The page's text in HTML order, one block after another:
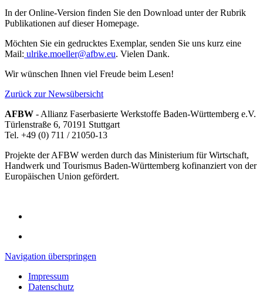
In der Online-Version finden Sie den Download unter der Rubrik
Publikationen auf dieser Homepage.
Möchten Sie ein gedrucktes Exemplar, senden Sie uns kurz eine
Mail: ulrike.moeller@afbw.eu. Vielen Dank.
Wir wünschen Ihnen viel Freude beim Lesen!
Zurück zur Newsübersicht
AFBW - Allianz Faserbasierte Werkstoffe Baden-Württemberg e.V.
Türlenstraße 6, 70191 Stuttgart
Tel. +49 (0) 711 / 21050-13
Projekte der AFBW werden durch das Ministerium für Wirtschaft,
Handwerk und Tourismus Baden-Württemberg kofinanziert von der
Europäischen Union gefördert.
Navigation überspringen
Impressum
Datenschutz